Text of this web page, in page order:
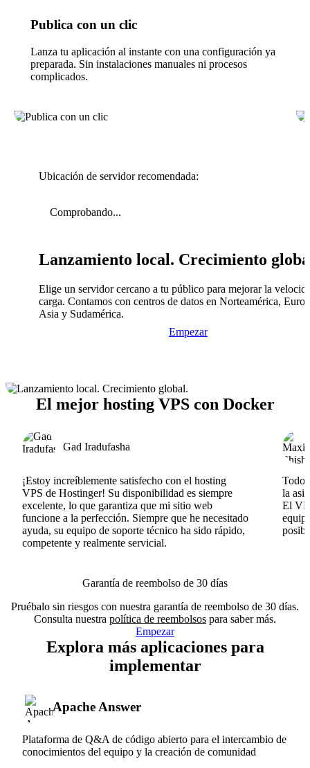
Publica con un clic
Lanza tu aplicación al instante con una configuración ya
preparada. Sin instalaciones manuales ni procesos
complicados.
Ubicación de servidor recomendada:
Comprobando...
Lanzamiento local. Crecimiento
Elige un servidor cercano a tu público para mejorar la
carga. Contamos con centros de datos en Norteamérica,
Asia y Sudamérica.
Empezar
El mejor hosting VPS con Docker
Gad Iradufasha
¡Estoy increíblemente satisfecho con el hosting
VPS de Hostinger! Su disponibilidad es siempre
excelente, lo que garantiza que mi sitio web
funcione a la perfección. Siempre que he necesitado
ayuda, su equipo de soporte técnico ha sido rápido,
competente y realmente servicial.
Todo
la
El
Garantía de reembolso de 30 días
Pruébalo sin riesgos con nuestra garantía de reembolso de 30 días.
Consulta nuestra política de reembolsos para saber más.
Empezar
Explora más aplicaciones para
implementar
Apache Answer
Plataforma de Q&A de código abierto para el intercambio de
conocimientos del equipo y la creación de comunidad